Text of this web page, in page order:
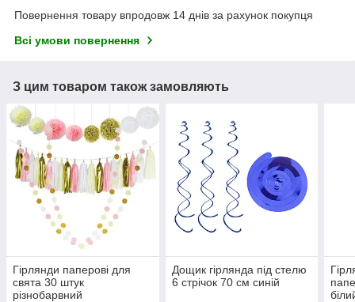
Повернення товару впродовж 14 днів за рахунок покупця
Всі умови повернення
З цим товаром також замовляють
Гірлянди паперові для
свята 30 штук
різнобарвний
Дощик гірлянда під стелю
6 стрічок 70 см синій